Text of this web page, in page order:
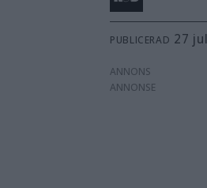
PUBLICERAD 27
ANNONS